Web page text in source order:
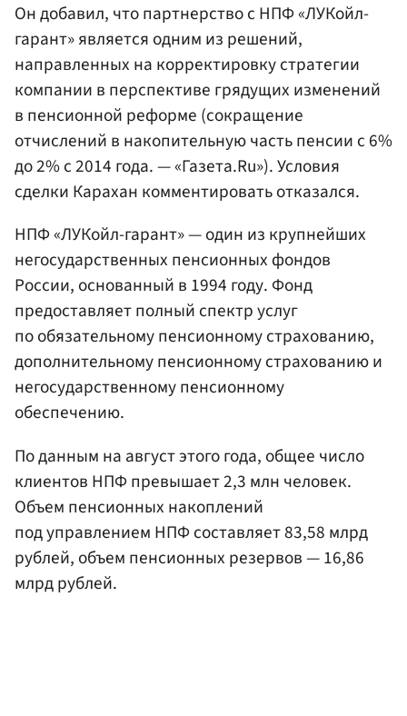
Он добавил, что партнерство с НПФ «ЛУКойл-
гарант» является одним из решений,
направленных на корректировку стратегии
компании в перспективе грядущих изменений
в пенсионной реформе (сокращение
отчислений в накопительную часть пенсии с 6%
до 2% с 2014 года. — «Газета.Ru»). Условия
сделки Карахан комментировать отказался.
НПФ «ЛУКойл-гарант» — один из крупнейших
негосударственных пенсионных фондов
России, основанный в 1994 году. Фонд
предоставляет полный спектр услуг
по обязательному пенсионному страхованию,
дополнительному пенсионному страхованию и
негосударственному пенсионному
обеспечению.
По данным на август этого года, общее число
клиентов НПФ превышает 2,3 млн человек.
Объем пенсионных накоплений
под управлением НПФ составляет 83,58 млрд
рублей, объем пенсионных резервов — 16,86
млрд рублей.